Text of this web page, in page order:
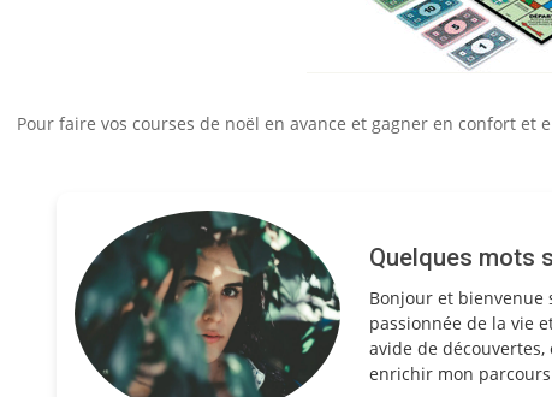
Pour faire vos courses de noël en avance et gagner en confort et
Quelques mots
Bonjour et bienvenue
passionnée de la vie
avide de
enrichir mon